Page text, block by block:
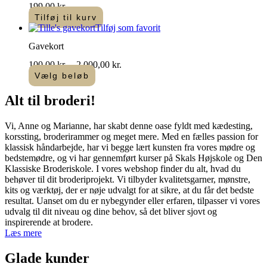
199,00kr.
Tilføj til kurv
Tilføj som favorit
Gavekort
100,00kr. – 2.000,00 kr.
Vælg beløb
Dette
vare
har
varianter.
Mulighederne
kan
vælges
på
varesiden
Alt til broderi!​
Vi, Anne og Marianne, har skabt denne oase fyldt med kædesting,
korssting, broderirammer og meget mere. Med en fælles passion for
klassisk håndarbejde, har vi begge lært kunsten fra vores mødre og
bedstemødre, og vi har gennemført kurser på Skals Højskole og Den
Klassiske Broderiskole. I vores webshop finder du alt, hvad du
behøver til dit broderiprojekt. Vi tilbyder kvalitetsgarner, mønstre,
kits og værktøj, der er nøje udvalgt for at sikre, at du får det bedste
resultat. Uanset om du er nybegynder eller erfaren, tilpasser vi vores
udvalg til dit niveau og dine behov, så det bliver sjovt og
inspirerende at brodere.
Læs mere
Glade kunder